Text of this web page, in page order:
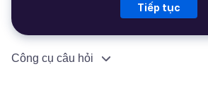
Tiếp tục
Công cụ câu hỏi